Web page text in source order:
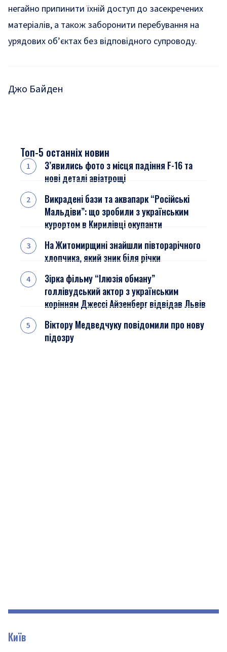
негайно припинити їхній доступ до засекречених
матеріалів, а також заборонити перебування на
урядових об’єктах без відповідного супроводу.
Джо Байден
Топ-5 останніх новин
З’явились фото з місця падіння F-16 та
нові деталі авіатрощі
Викрадені бази та аквапарк “Російські
Мальдіви”: що зробили з українським
курортом в Кирилівці окупанти
На Житомирщині знайшли півторарічного
хлопчика, який зник біля річки
Зірка фільму “Ілюзія обману”
голлівудський актор з українським
корінням Джессі Айзенберг відвідав Львів
Віктору Медведчуку повідомили про нову
підозру
Київ